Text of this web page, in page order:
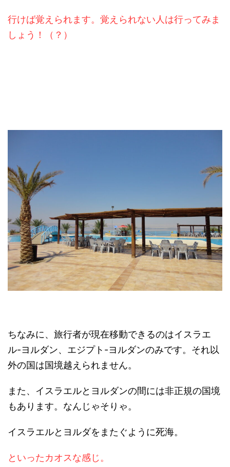
行けば覚えられます。覚えられない人は行ってみま
しょう！（？）
ちなみに、旅行者が現在移動できるのはイスラエ
ル-ヨルダン、エジプト-ヨルダンのみです。それ以
外の国は国境越えられません。
また、イスラエルとヨルダンの間には非正規の国境
もあります。なんじゃそりゃ。
イスラエルとヨルダをまたぐように死海。
といったカオスな感じ。